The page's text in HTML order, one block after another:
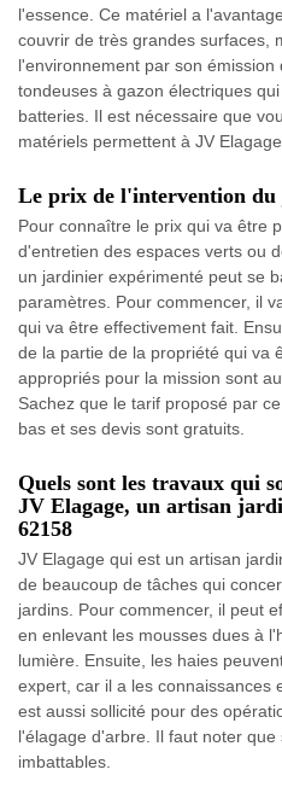
l'essence. Ce matériel a
couvrir de très grandes surfaces,
l'environnement par son émission
tondeuses à gazon électriques
batteries. Il est nécessaire que
matériels permettent à JV
Le prix de l'intervention
Pour connaître le prix qui va être
d'entretien des espaces verts ou
un jardinier expérimenté peut se
paramètres. Pour commencer, il
qui va être effectivement fait.
de la partie de la propriété qui va
appropriés pour la mission sont
Sachez que le tarif proposé par
bas et ses devis sont gratuits.
Quels sont les travaux qui
JV Elagage, un artisan
62158
JV Elagage qui est un artisan
de beaucoup de tâches qui
jardins. Pour commencer, il peut
en enlevant les mousses dues à
lumière. Ensuite, les haies
expert, car il a les connaissances
est aussi sollicité pour des
l'élagage d'arbre. Il faut noter
imbattables.